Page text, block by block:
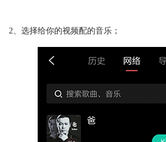
2、选择给你的视频配的音乐；